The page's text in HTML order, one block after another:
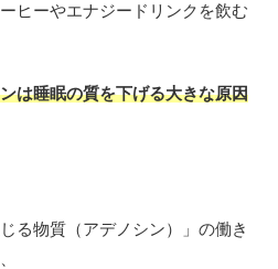
ヒーやエナジードリンクを飲む
は睡眠の質を下げる大きな原因
る物質（アデノシン）」の働き